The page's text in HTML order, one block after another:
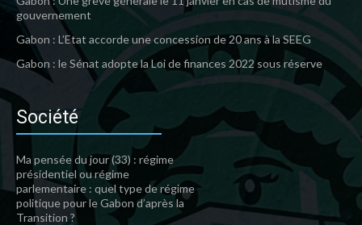
gouvernement
Gabon : L’Etat accorde une concession de 20 ans à la SEEG
Gabon : le Sénat adopte la Loi de finances 2022 sous réserve
Société
Ma pensée du jour (33) : régime
présidentiel ou régime
parlementaire : quel type de régime
politique pour le Gabon d’après la
Transition ?